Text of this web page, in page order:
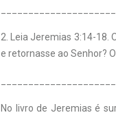
2. Leia Jeremias 3:14-18.
e retornasse ao Senhor?
No livro de Jeremias é